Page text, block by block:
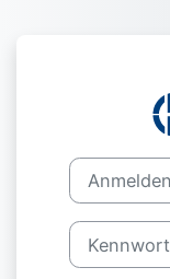
Anmeldename
Kennwort